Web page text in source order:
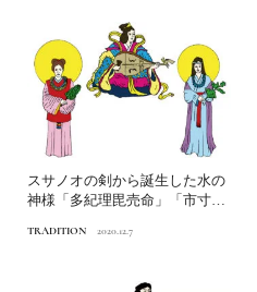
スサノオの剣から誕生した水の
神様「多紀理毘売命」「市寸島
TRADITION 2020.12.7